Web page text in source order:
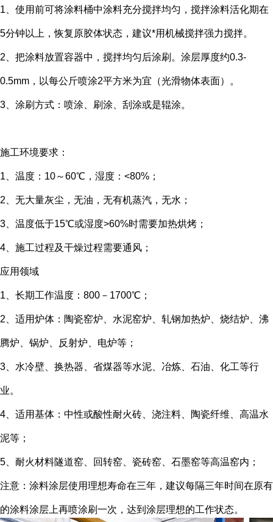
1、使用前可将涂料桶中涂料充分搅拌均匀，搅拌涂料活化期在
5分钟以上，恢复原胶体状态，建议*用机械搅拌强力搅拌。
2、把涂料放置容器中，搅拌均匀后涂刷。涂层厚度约0.3-
0.5mm，以每公斤喷涂2平方米为宜（光滑物体表面）。
3、涂刷方式：喷涂、刷涂、刮涂或是辊涂。
施工环境要求：
1、温度：10～60℃，湿度：<80%；
2、无大量灰尘，无油，无有机蒸汽，无水；
3、温度低于15℃或湿度>60%时需要加热烘烤；
4、施工过程及干燥过程需要通风；
应用领域
1、长期工作温度：800－1700℃；
2、适用炉体：陶瓷窑炉、水泥窑炉、轧钢加热炉、烧结炉、沸
腾炉、锅炉、反射炉、电炉等；
3、水冷壁、换热器、省煤器等水泥、冶炼、石油、化工等行
业。
4、适用基体：中性或酸性耐火砖、浇注料、陶瓷纤维、高温水
泥等；
5、耐火材料隧道窑、回转窑、瓷砖窑、石墨窑等高温窑内；
注意：涂料涂层使用理想寿命在三年，建议每隔三年时间在原有
的涂料涂层上再喷涂刷一次，达到涂层理想的工作状态。